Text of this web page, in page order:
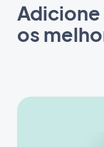
Adicione
os